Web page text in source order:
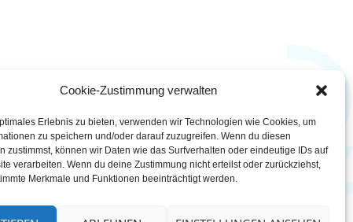
Cookie-Zustimmung verwalten
Erlebnis zu bieten, verwenden wir Technologien wie Cookies, um
zu speichern und/oder darauf zuzugreifen. Wenn du diesen
zustimmst, können wir Daten wie das Surfverhalten oder eindeutige IDs auf
verarbeiten. Wenn du deine Zustimmung nicht erteilst oder zurückziehst,
Merkmale und Funktionen beeinträchtigt werden.